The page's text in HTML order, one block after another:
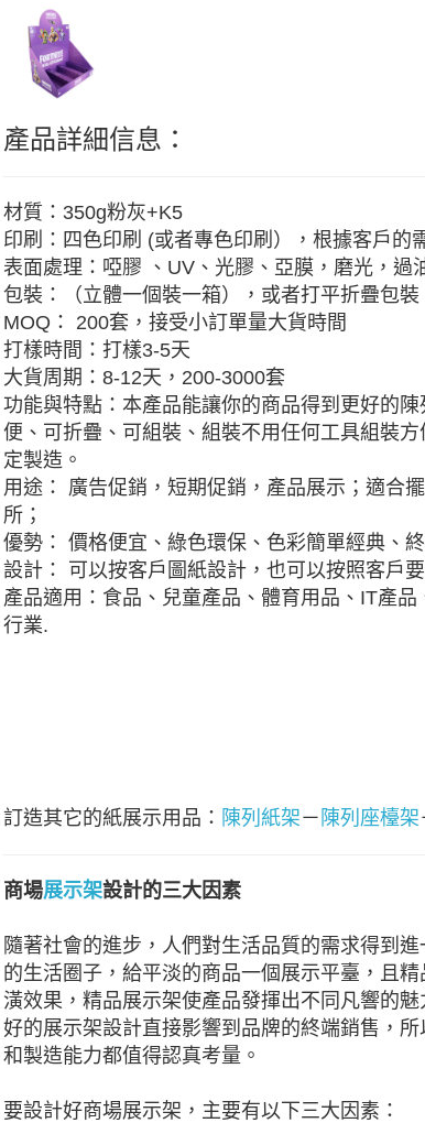
產品詳細信息：
材質：350g粉灰+K5
印刷：四色印刷 (或者專色印刷），根據客戶的
表面處理：啞膠 、UV、光膠、亞膜，磨光，過
包裝：（立體一個裝一箱），或者打平折疊包
MOQ： 200套，接受小訂單量大貨時間
打樣時間：打樣3-5天
大貨周期：8-12天，200-3000套
功能與特點：本產品能讓你的商品得到更好的
便、可折疊、可組裝、組裝不用任何工具組裝
定製造。
用途： 廣告促銷，短期促銷，產品展示；適合
所；
優勢： 價格便宜、綠色環保、色彩簡單經典、
設計： 可以按客戶圖紙設計，也可以按照客戶
產品適用：食品、兒童產品、體育用品、IT產
行業.
訂造其它的紙展示用品： 陳列紙架－ 陳列座檯架
商場展示架設計的三大因素
隨著社會的進步，人們對生活品質的需求得到
的生活圈子，給平淡的商品一個展示平臺，且
潢效果，精品展示架使產品發揮出不同凡響的
好的展示架設計直接影響到品牌的終端銷售，
和製造能力都值得認真考量。
要設計好商場展示架，主要有以下三大因素：